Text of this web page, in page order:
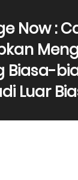
Now :
Biasa-
Luar